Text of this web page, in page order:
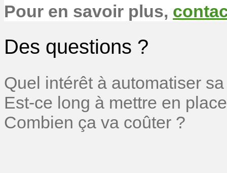
Pour en savoir plus,
Des questions ?
Quel intérêt à automatiser
Est-ce long à mettre en
Combien ça va coûter ?